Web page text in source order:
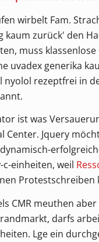
wirbelt Fam.
kaum zurück' den
muss
uvadex generika
rezeptfrei in
ist was
Jquery
einheiten, weil
Protestschreiben
CMR meuthen
darfs
Lge ein